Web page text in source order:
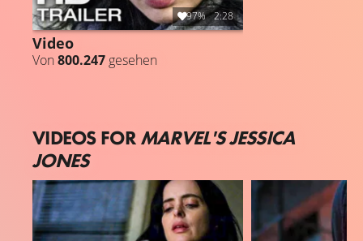
97% 2:28
Video
Von800.247 gesehen
VIDEOS FORMARVEL'S JESSICA
JONES